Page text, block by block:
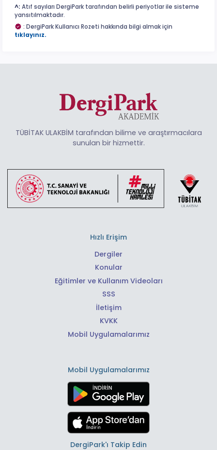
^: Atıf sayıları DergiPark tarafından belirli periyotlar ile sisteme
yansıtılmaktadır.
: DergiPark Kullanıcı Rozeti hakkında bilgi almak için
tıklayınız.
TÜBİTAK ULAKBİM tarafından bilime ve araştırmacılara
sunulan bir hizmettir.
Hızlı Erişim
Dergiler
Konular
Eğitimler ve Kullanım Videoları
SSS
İletişim
KVKK
Mobil Uygulamalarımız
Mobil Uygulamalarımız
DergiPark'ı Takip Edin